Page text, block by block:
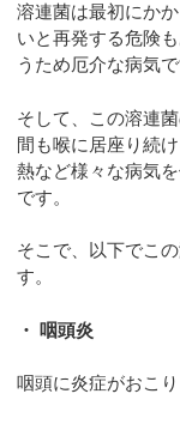
溶連菌は最初にか
いと再発する危険
うため厄介な病気で
そして、この溶連
間も喉に居座り続
熱など様々な病気
です。
そこで、以下でこ
す。
・ 咽頭炎
咽頭に炎症がおこ